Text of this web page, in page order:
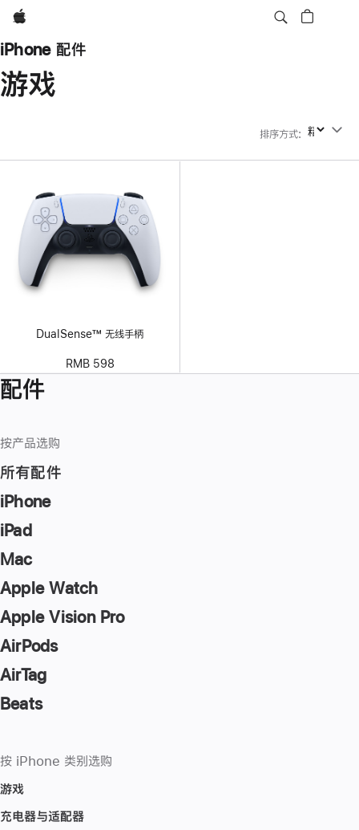
Apple
iPhone 配件
游戏
排序方式: 排序方式
DualSense™ 无线手柄
RMB 598
配件
按产品选购
所有配件
iPhone
iPad
Mac
Apple Watch
Apple Vision Pro
AirPods
AirTag
Beats
按 iPhone 类别选购
游戏
充电器与适配器